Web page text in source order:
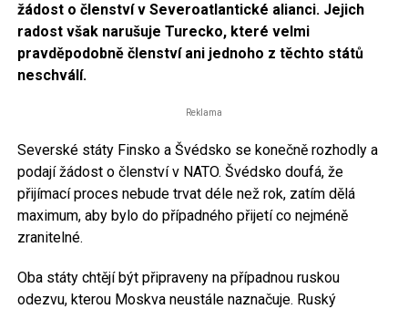
žádost o členství v Severoatlantické alianci. Jejich
radost však narušuje Turecko, které velmi
pravděpodobně členství ani jednoho z těchto států
neschválí.
Reklama
Severské státy Finsko a Švédsko se konečně rozhodly a
podají žádost o členství v NATO. Švédsko doufá, že
přijímací proces nebude trvat déle než rok, zatím dělá
maximum, aby bylo do případného přijetí co nejméně
zranitelné.
Oba státy chtějí být připraveny na případnou ruskou
odezvu, kterou Moskva neustále naznačuje. Ruský